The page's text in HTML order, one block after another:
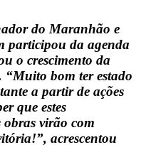
do Maranhão e
participou da agenda
o crescimento da
“Muito bom ter estado
a partir de ações
que estes
obras virão com
acrescentou